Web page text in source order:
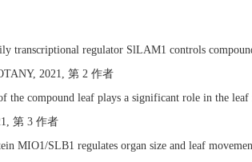
transcriptional regulator SlLAM1 controls
2021, 第 2 作者
the compound leaf plays a significant role in the
第 3 作者
MIO1/SLB1 regulates organ size and leaf